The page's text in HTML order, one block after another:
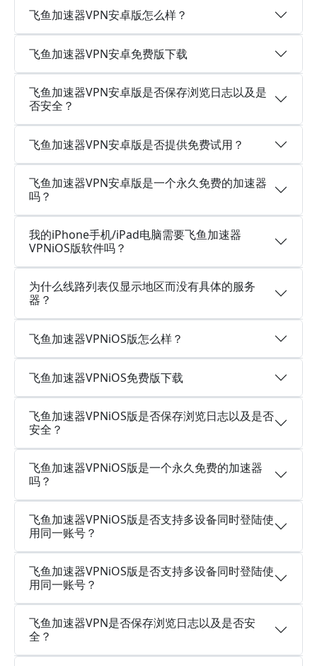
飞鱼加速器VPN安卓版怎么样？
飞鱼加速器VPN安卓免费版下载
飞鱼加速器VPN安卓版是否保存浏览日志以及是
否安全？
飞鱼加速器VPN安卓版是否提供免费试用？
飞鱼加速器VPN安卓版是一个永久免费的加速器
吗？
我的iPhone手机/iPad电脑需要飞鱼加速器
VPNiOS版软件吗？
为什么线路列表仅显示地区而没有具体的服务
器？
飞鱼加速器VPNiOS版怎么样？
飞鱼加速器VPNiOS免费版下载
飞鱼加速器VPNiOS版是否保存浏览日志以及是否
安全？
飞鱼加速器VPNiOS版是一个永久免费的加速器
吗？
飞鱼加速器VPNiOS版是否支持多设备同时登陆使
用同一账号？
飞鱼加速器VPNiOS版是否支持多设备同时登陆使
用同一账号？
飞鱼加速器VPN是否保存浏览日志以及是否安
全？